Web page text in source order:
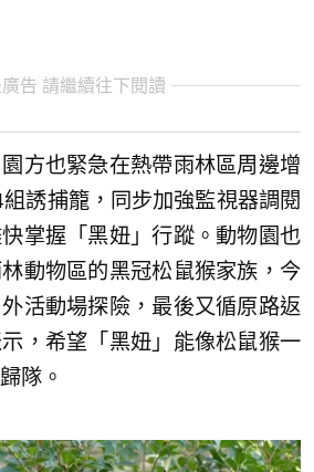
告 請繼續往下閱讀
方也緊急在熱帶雨林區周邊增
誘捕籠，同步加強監視器調閱
掌握「黑妞」行蹤。動物園也
動物區的黑冠松鼠猴家族，今
活動場探險，最後又循原路返
，希望「黑妞」能像松鼠猴一
隊。